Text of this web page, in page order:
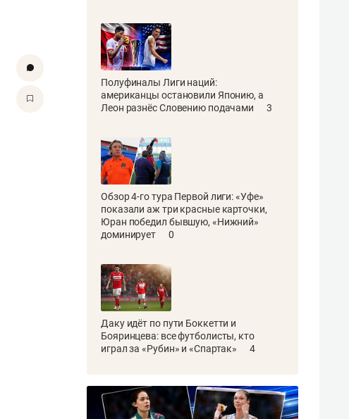
Полуфиналы Лиги наций:
американцы остановили Японию, а
Леон разнёс Словению подачами
3
Обзор 4-го тура Первой лиги: «Уфе»
показали аж три красные карточки,
Юран победил бывшую, «Нижний»
доминирует
0
Даку идёт по пути Боккетти и
Бояринцева: все футболисты, кто
играл за «Рубин» и «Спартак»
4